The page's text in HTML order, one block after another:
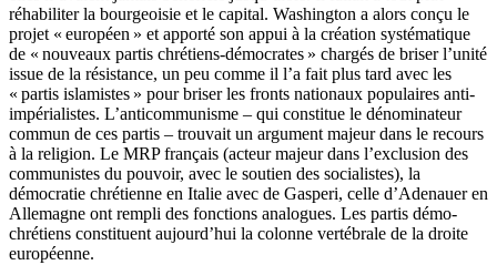
réhabiliter la bourgeoisie et le capital. Washington a alors conçu le
projet « européen » et apporté son appui à la création systématique
de « nouveaux partis chrétiens-démocrates » chargés de briser l’unité
issue de la résistance, un peu comme il l’a fait plus tard avec les
« partis islamistes » pour briser les fronts nationaux populaires anti-
impérialistes. L’anticommunisme – qui constitue le dénominateur
commun de ces partis – trouvait un argument majeur dans le recours
à la religion. Le MRP français (acteur majeur dans l’exclusion des
communistes du pouvoir, avec le soutien des socialistes), la
démocratie chrétienne en Italie avec de Gasperi, celle d’Adenauer en
Allemagne ont rempli des fonctions analogues. Les partis démo-
chrétiens constituent aujourd’hui la colonne vertébrale de la droite
européenne.